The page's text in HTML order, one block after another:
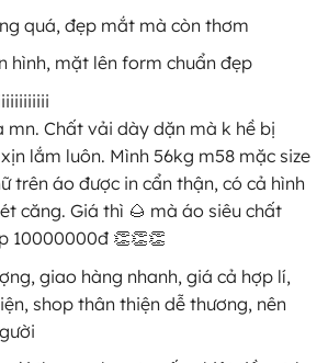
quá, đẹp mắt mà còn thơm
hình, mặt lên form chuẩn đẹp
mn. Chất vải dày dặn mà k hề bị
lắm luôn. Mình 56kg m58 mặc size
trên áo được in cẩn thận, có cả hình
căng. Giá thì 🌰 mà áo siêu chất
10000000đ 👏👏👏
giao hàng nhanh, giá cả hợp lí,
shop thân thiện dễ thương, nên